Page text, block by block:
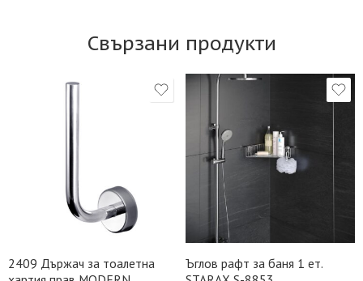
Свързани продукти
2409 Държач за тоалетна
Ъглов рафт за баня 1 ет.